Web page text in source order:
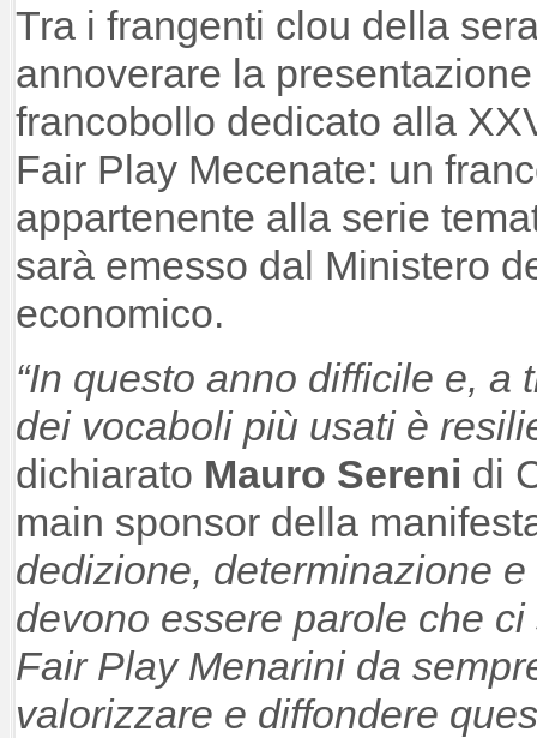
Tra i frangenti clou della
annoverare la
francobollo dedicato alla
Fair Play Mecenate: un
appartenente alla serie
sarà emesso dal Ministero
economico.
“In questo anno difficile e, a
dei vocaboli più usati è
dichiarato Mauro Sereni di
main sponsor della
dedizione, determinazione
devono essere parole che
Fair Play Menarini da
valorizzare e diffondere